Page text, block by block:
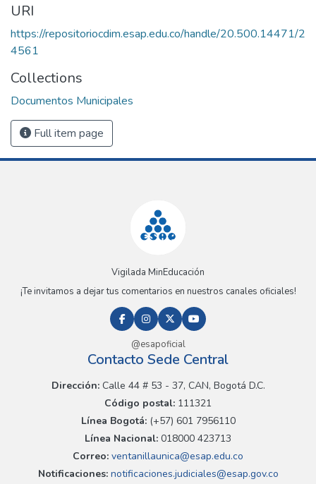
URI
https://repositoriocdim.esap.edu.co/handle/20.500.14471/2
4561
Collections
Documentos Municipales
Full item page
Vigilada MinEducación
¡Te invitamos a dejar tus comentarios en nuestros canales oficiales!
@esapoficial
Contacto Sede Central
Dirección:Calle 44 # 53 - 37, CAN, Bogotá D.C.
Código postal: 111321
Línea Bogotá:(+57) 601 7956110
Línea Nacional: 018000 423713
Correo: ventanillaunica@esap.edu.co
Notificaciones:notificaciones.judiciales@esap.gov.co